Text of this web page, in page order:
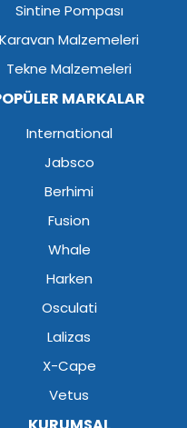
Sintine Pompası
Karavan Malzemeleri
Tekne Malzemeleri
MARKALAR
International
Jabsco
Berhimi
Fusion
Whale
Harken
Osculati
Lalizas
X-Cape
Vetus